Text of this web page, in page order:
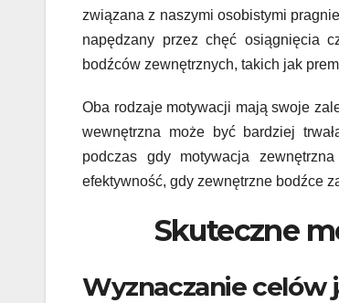
związana z naszymi osobistymi
napędzany przez chęć osiągnięcia
bodźców zewnętrznych, takich jak
Oba rodzaje motywacji mają swoje
wewnętrzna może być bardziej
podczas gdy motywacja
efektywność, gdy zewnętrzne bodźce
Skuteczne
Wyznaczanie